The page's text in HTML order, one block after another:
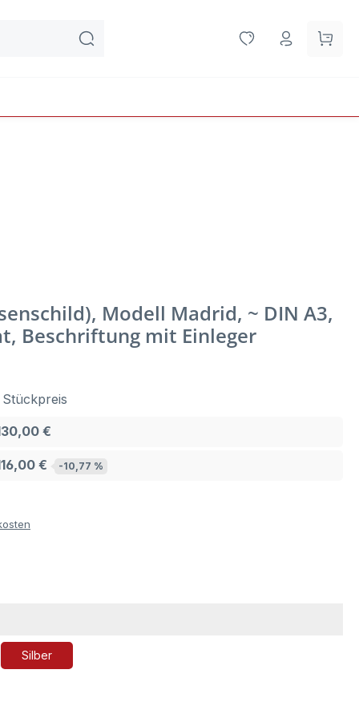
Modell Madrid, ~ DIN A3,
Beschriftung mit Einleger
Stückpreis
€
€ -10,77 %
verfügbar.)
ist zurzeit nicht verfügbar.)
Silber